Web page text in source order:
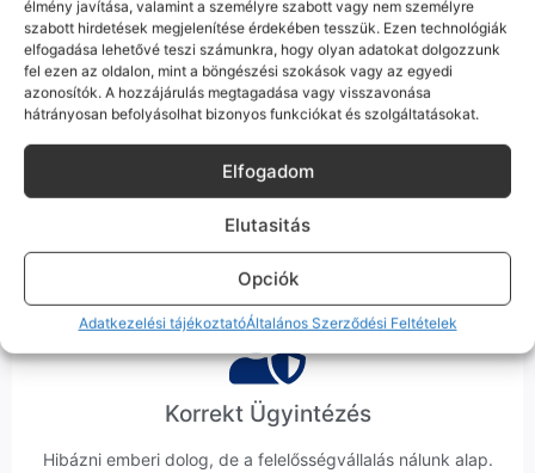
élmény javítása, valamint a személyre szabott vagy nem személyre
szabott hirdetések megjelenítése érdekében tesszük. Ezen technológiák
elfogadása lehetővé teszi számunkra, hogy olyan adatokat dolgozzunk
fel ezen az oldalon, mint a böngészési szokások vagy az egyedi
azonosítók. A hozzájárulás megtagadása vagy visszavonása
hátrányosan befolyásolhat bizonyos funkciókat és szolgáltatásokat.
Elfogadom
Elutasitás
Opciók
Adatkezelési tájékoztatóÁltalános Szerződési Feltételek
Sok éve a szegedi piac meghatározó szereplői vagyunk.
Nem egy arctalan webshop vagyunk: ha kérdésed van, élő
ember veszi fel a telefont, és személyesen is megtalálsz
minket Szegeden.
Korrekt Ügyintézés
Hibázni emberi dolog, de a felelősségvállalás nálunk alap.